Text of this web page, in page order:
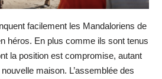
facilement les Mandaloriens de
héros. En plus comme ils sont tenus
la position est compromise, autant
maison. L’assemblée des